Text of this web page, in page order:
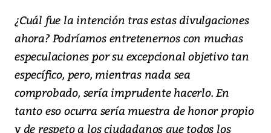
¿Cuál fue la intención tras estas divulgaciones
ahora? Podríamos entretenernos con muchas
especulaciones por su excepcional objetivo tan
específico, pero, mientras nada sea
comprobado, sería imprudente hacerlo. En
tanto eso ocurra sería muestra de honor propio
y de respeto a los ciudadanos que todos los